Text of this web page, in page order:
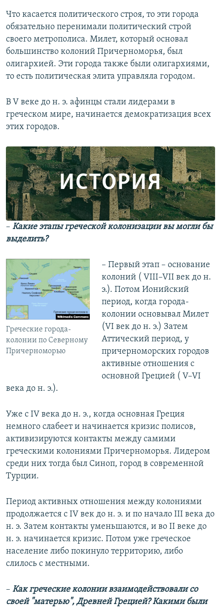
Что касается политического строя, то эти города
обязательно перенимали политический строй
своего метрополиса. Милет, который основал
большинство колоний Причерноморья, был
олигархией. Эти города также были олигархиями,
то есть политическая элита управляла городом.
В V веке до н. э. афинцы стали лидерами в
греческом мире, начинается демократизация всех
этих городов.
ИСТОРИЯ
– Какие этапы греческой колонизации вы могли бы
выделить?
Греческие города-
колонии по Северному
Причерноморью
– Первый этап – основание
колоний ( VIII–VII век до н.
э.). Потом Ионийский
период, когда города-
колонии основывал Милет
(VI век до н. э.) Затем
Аттический период, у
причерноморских городов
активные отношения с
основной Грецией ( V–VI
века до н. э.).
Уже с IV века до н. э., когда основная Греция
немного слабеет и начинается кризис полисов,
активизируются контакты между самими
греческими колониями Причерноморья. Лидером
среди них тогда был Синоп, город в современной
Турции.
Период активных отношения между колониями
продолжается с IV век до н. э. и по начало III века до
н. э. Затем контакты уменьшаются, и во II веке до
н. э. начинается кризис. Потом уже греческое
население либо покинуло территорию, либо
слилось с местными.
– Как греческие колонии взаимодействовали со
своей "матерью", Древней Грецией? Какими были